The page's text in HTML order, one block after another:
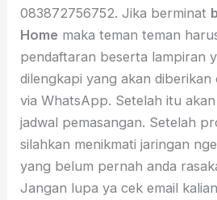
083872756752. Jika berminat
Home maka teman teman
pendaftaran beserta lampiran
dilengkapi yang akan diberikan
via WhatsApp. Setelah itu
jadwal pemasangan. Setelah
silahkan menikmati jaringan
yang belum pernah anda
Jangan lupa ya cek email